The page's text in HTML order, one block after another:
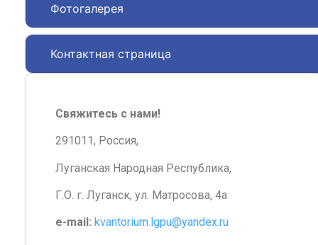
Фотогалерея
Контактная страница
Свяжитесь с нами!
291011, Россия,
Луганская Народная Республика,
Г.О. г. Луганск, ул. Матросова, 4а
e-mail: kvantorium.lgpu@yandex.ru